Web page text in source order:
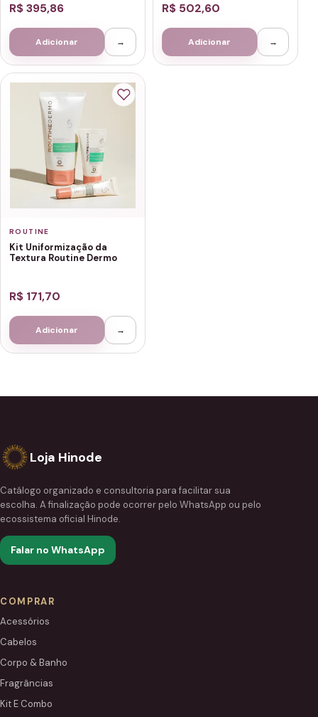
R$ 395,86
Adicionar →
R$ 502,60
Adicionar →
ROUTINE
Kit Uniformização da
Textura Routine Dermo
R$ 171,70
Adicionar →
Loja Hinode
Catálogo organizado e consultoria para facilitar sua
escolha. A finalização pode ocorrer pelo WhatsApp ou pelo
ecossistema oficial Hinode.
Falar no WhatsApp
COMPRAR
Acessórios
Cabelos
Corpo & Banho
Fragrâncias
Kit E Combo